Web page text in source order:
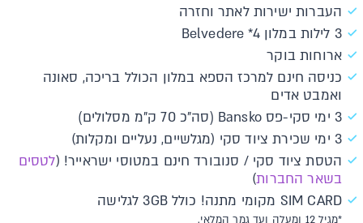
העברות ישירות לאתר וחזרה
3 לילות במלון Belvedere *4
ארוחות בוקר
כניסה חינם למרכז הספא במלון הכולל בריכה, סאונה
ואמבט אדים
3 ימי סקי-פס Bansko (סה"כ 70 ק"מ מסלולים)
3 ימי שכירת ציוד סקי (מגלשיים, נעליים ומקלות)
הטסת ציוד סקי / סנובורד חינם במטוסי ישראייר! (לטסים
בשאר החברות)
SIM CARD מקומי מתנה! כולל 3GB לגלישה
*מגיל 12 ומעלה ועד גמר המלאי.